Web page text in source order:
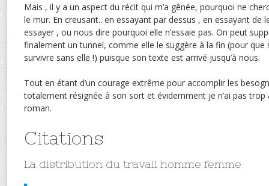
Mais , il y a un aspect du récit qui m’a gênée, pourquoi ne
le mur. En creusant.. en essayant par dessus , en essayant de
essayer , ou nous dire pourquoi elle n’essaie pas. On peut
finalement un tunnel, comme elle le suggère à la fin (pour que
survivre sans elle !) puisque son texte est arrivé jusqu’à nous.
Tout en étant d’un courage extrême pour accomplir les
totalement résignée à son sort et évidemment je n’ai pas trop
roman.
Citations
La distribution du travail homme femme